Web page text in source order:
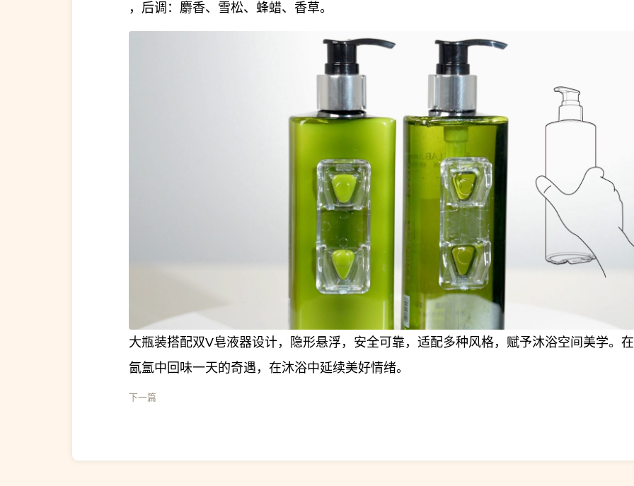
，后调：麝香、雪松、蜂蜡、香草。
大瓶装搭配双V皂液器设计，隐形悬浮，安全可靠，适配多种风格，赋予沐浴空间美学。
氤氲中回味一天的奇遇，在沐浴中延续美好情绪。
下一篇